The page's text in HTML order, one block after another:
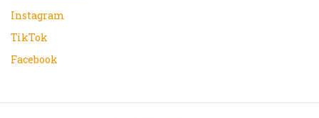
Instagram
TikTok
Facebook